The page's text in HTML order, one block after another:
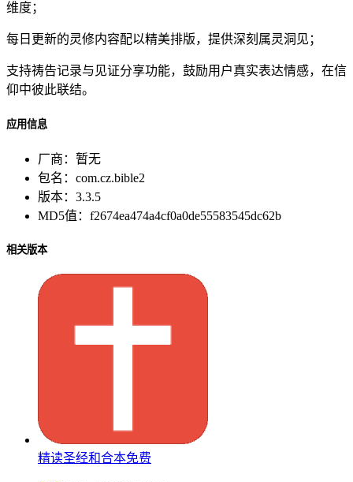
维度；
每日更新的灵修内容配以精美排版，提供深刻属灵洞见；
支持祷告记录与见证分享功能，鼓励用户真实表达情感，在信
仰中彼此联结。
应用信息
厂商： 暂无
包名： com.cz.bible2
版本： 3.3.5
MD5值： f2674ea474a4cf0a0de55583545dc62b
相关版本
精读圣经和合本免费